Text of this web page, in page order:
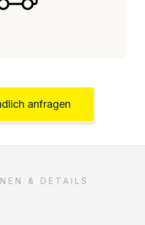
anfragen
& DETAILS